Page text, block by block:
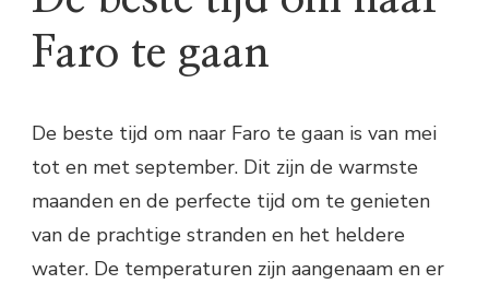
Faro te gaan
De beste tijd om naar Faro te gaan is van mei
tot en met september. Dit zijn de warmste
maanden en de perfecte tijd om te genieten
van de prachtige stranden en het heldere
water. De temperaturen zijn aangenaam en er